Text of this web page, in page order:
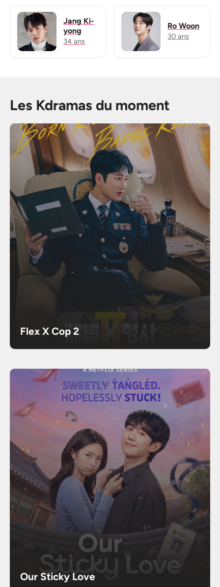
Jang Ki-
yong
34 ans
Ro Woon
30 ans
Les Kdramas du moment
Flex X Cop 2
Our Sticky Love